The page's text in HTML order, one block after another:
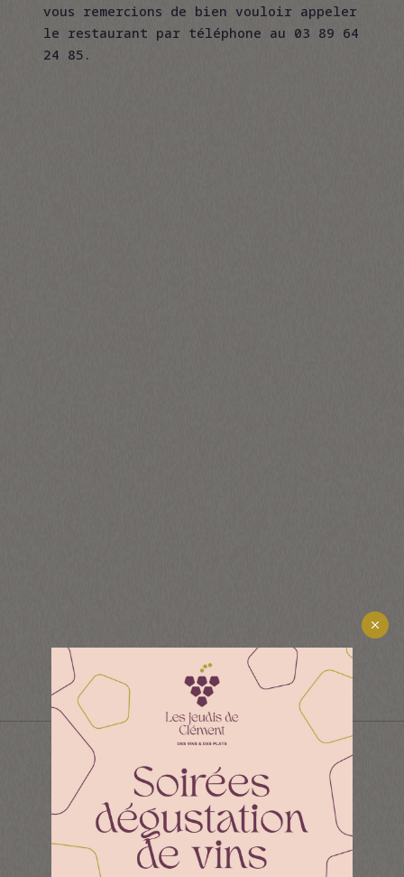
RÉSERVATION
vous remercions de bien vouloir appeler
le restaurant par téléphone au 03 89 64
24 85.
LE 7 ÈMECONTINENT
UNE EXPÉRIENCE UNIQUE